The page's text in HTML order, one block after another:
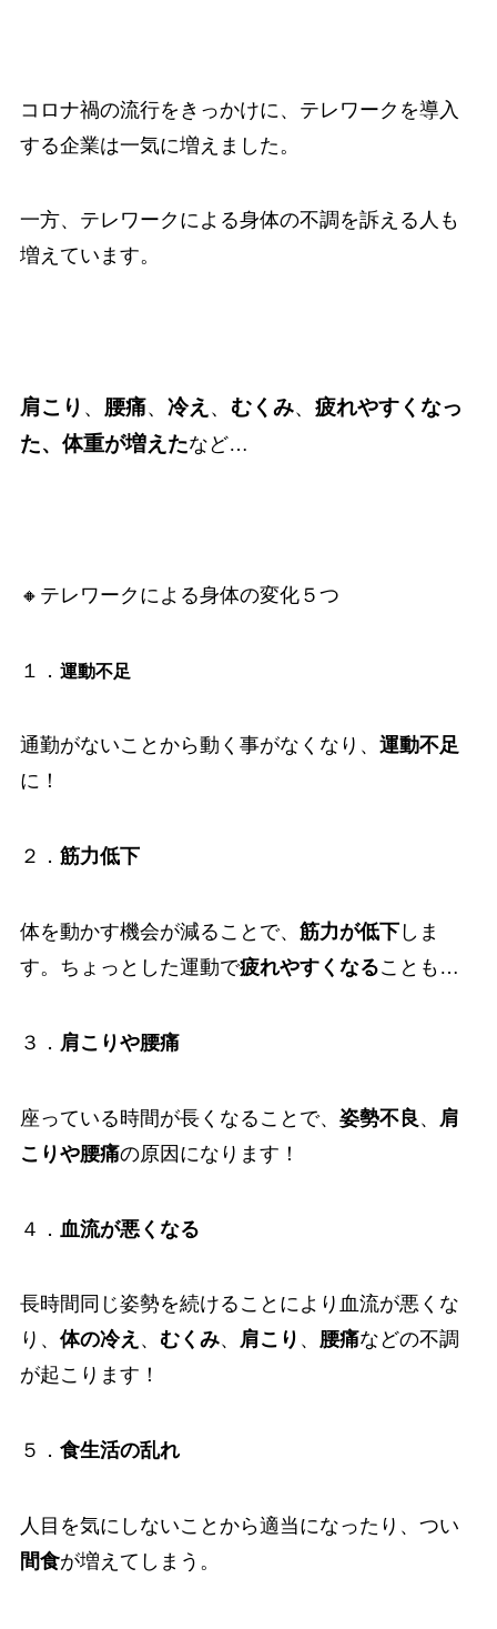
コロナ禍の流行をきっかけに、テレワークを導入
する企業は一気に増えました。
一方、テレワークによる身体の不調を訴える人も
増えています。
肩こり 、 腰痛、 冷え 、 むくみ、 疲れやすくなっ
た、体重が増えたなど…
🔸テレワークによる身体の変化５つ
１． 運動不足
通勤がないことから動く事がなくなり、 運動不足
に！
２． 筋力低下
体を動かす機会が減ることで、 筋力が低下しま
す。ちょっとした運動で疲れやすくなることも…
３． 肩こりや腰痛
座っている時間が長くなることで、 姿勢不良 、
肩
こりや腰痛の原因になります！
４． 血流が悪くなる
長時間同じ姿勢を続けることにより血流が悪くな
り、 体の冷え 、 むくみ、 肩こり 、 腰痛などの不調
が起こります！
５． 食生活の乱れ
人目を気にしないことから適当になったり、つい
間食が増えてしまう。